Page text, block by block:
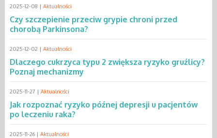
2025-12-08 | Aktualności
Czy szczepienie przeciw grypie chroni przed
chorobą Parkinsona?
2025-12-02 | Aktualności
Dlaczego cukrzyca typu 2 zwiększa ryzyko gruźlicy?
Poznaj mechanizmy
2025-11-27 | Aktualności
Jak rozpoznać ryzyko późnej depresji u pacjentów
po leczeniu raka?
2025-11-26 | Aktualności